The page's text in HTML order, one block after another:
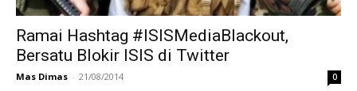
Ramai Hashtag #ISISMediaBlackout,
Bersatu Blokir ISIS di Twitter
Mas Dimas - 21/08/2014 0